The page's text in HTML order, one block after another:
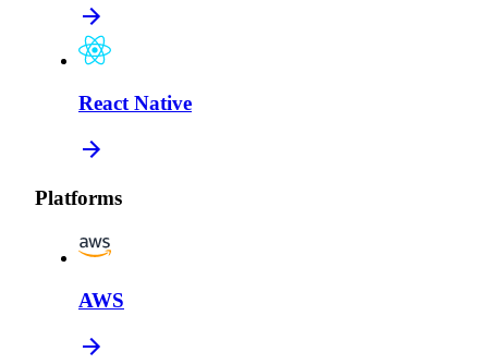
React Native
Platforms
AWS